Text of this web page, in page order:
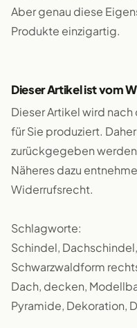
Aber genau diese
Produkte einzigartig.
Dieser Artikel ist vom
Dieser Artikel wird
für Sie produziert.
zurückgegeben
Näheres dazu
Widerrufsrecht.
Schlagworte:
Schindel,
Schwarzwaldform
Dach, decken,
Pyramide, Dekoration,